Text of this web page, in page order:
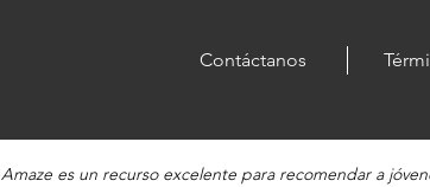
Contáctanos
Amaze es un recurso excelente para recomendar a